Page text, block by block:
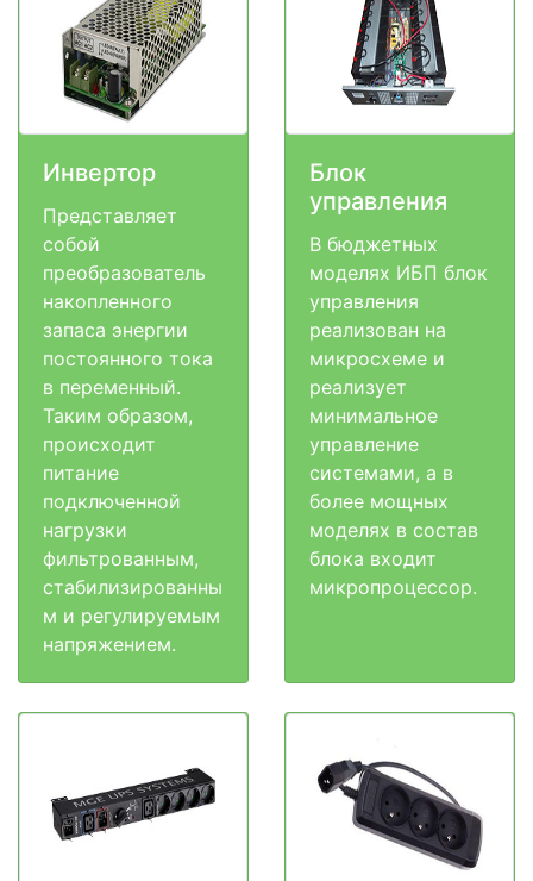
Инвертор
Представляет
собой
преобразователь
накопленного
запаса энергии
постоянного тока
в переменный.
Таким образом,
происходит
питание
подключенной
нагрузки
фильтрованным,
стабилизированны
м и регулируемым
напряжением.
Блок
управления
В бюджетных
моделях ИБП блок
управления
реализован на
микросхеме и
реализует
минимальное
управление
системами, а в
более мощных
моделях в состав
блока входит
микропроцессор.